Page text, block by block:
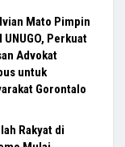
Mato Pimpin
UNUGO, Perkuat
Advokat
untuk
Gorontalo
Rakyat di